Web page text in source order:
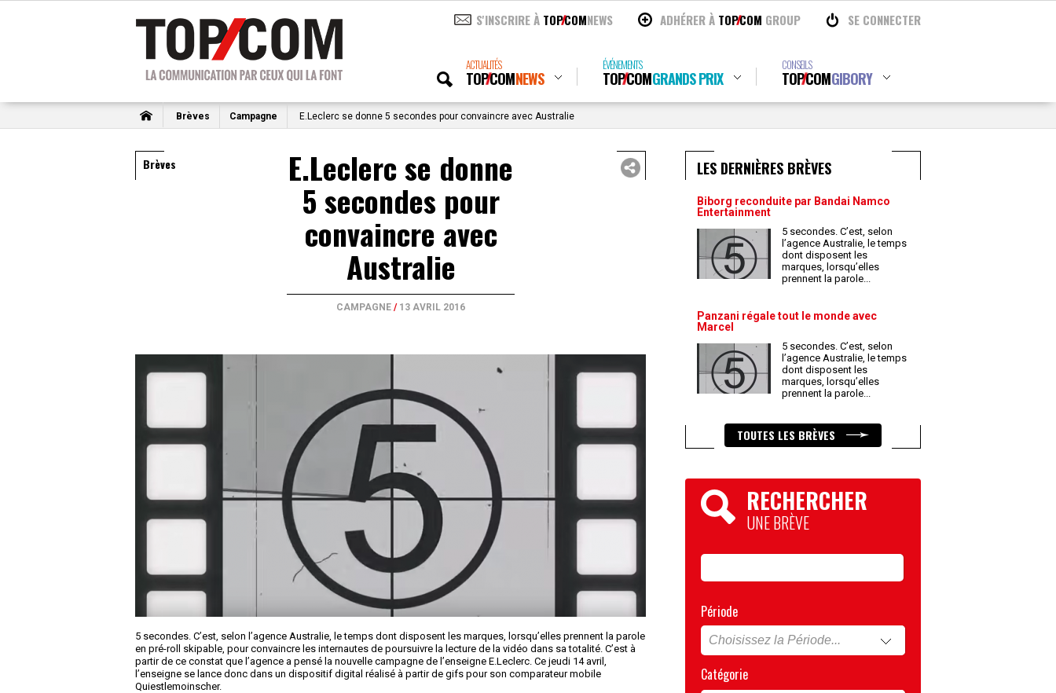
S'INSCRIRE À TOPCOMNEWS ADHÉRER À TOPCOM GROUP SE CONNECTER
ACTUALITÉS
TOPCOMNEWS
ÉVÉNEMENTS
TOPCOMGRANDS PRIX
CONSEILS
TOPCOMGIBORY
Brèves Campagne E.Leclerc se donne 5 secondes pour convaincre avec Australie
Brèves E.Leclerc se donne
5 secondes pour
convaincre avec
Australie
CAMPAGNE / 13 AVRIL 2016
5 secondes. C’est, selon l’agence Australie, le temps dont disposent les marques, lorsqu’elles prennent la parole
en pré-roll skipable, pour convaincre les internautes de poursuivre la lecture de la vidéo dans sa totalité. C’est à
partir de ce constat que l’agence a pensé la nouvelle campagne de l’enseigne E.Leclerc. Ce jeudi 14 avril,
l’enseigne se lance donc dans un dispositif digital réalisé à partir de gifs pour son comparateur mobile
Quiestlemoinscher.
LES DERNIÈRES BRÈVES
Biborg reconduite par Bandai Namco
Entertainment
5 secondes. C’est, selon
l’agence Australie, le temps
dont disposent les
marques, lorsqu’elles
prennent la parole...
Panzani régale tout le monde avec
Marcel
5 secondes. C’est, selon
l’agence Australie, le temps
dont disposent les
marques, lorsqu’elles
prennent la parole...
TOUTES LES BRÈVES
RECHERCHER
UNE BRÈVE
Période
Catégorie